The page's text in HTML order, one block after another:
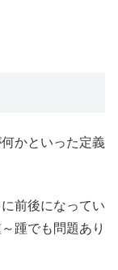
かといった定義
前後になってい
踵でも問題あり